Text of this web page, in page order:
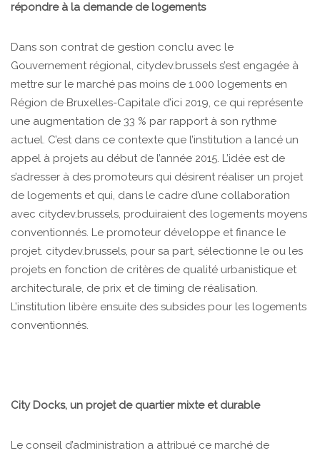
répondre à la demande de logements
Dans son contrat de gestion conclu avec le
Gouvernement régional, citydev.brussels s’est engagée à
mettre sur le marché pas moins de 1.000 logements en
Région de Bruxelles-Capitale d’ici 2019, ce qui représente
une augmentation de 33 % par rapport à son rythme
actuel. C’est dans ce contexte que l’institution a lancé un
appel à projets au début de l’année 2015. L’idée est de
s’adresser à des promoteurs qui désirent réaliser un projet
de logements et qui, dans le cadre d’une collaboration
avec citydev.brussels, produiraient des logements moyens
conventionnés. Le promoteur développe et finance le
projet. citydev.brussels, pour sa part, sélectionne le ou les
projets en fonction de critères de qualité urbanistique et
architecturale, de prix et de timing de réalisation.
L’institution libère ensuite des subsides pour les logements
conventionnés.
City Docks, un projet de quartier mixte et durable
Le conseil d’administration a attribué ce marché de